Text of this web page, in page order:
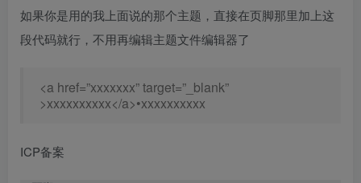
如果你是用的我上面说的那个主题，直接在页脚那里加上这
段代码就行，不用再编辑主题文件编辑器了
<a href=”xxxxxxx” target=”_blank”
>xxxxxxxxxx</a>•xxxxxxxxxx
ICP备案